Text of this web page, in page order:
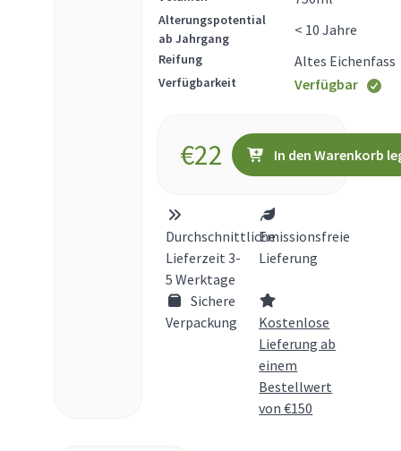
Alterungspotential
ab Jahrgang
< 10 Jahre
Reifung Altes Eichenfass
Verfügbarkeit Verfügbar
€22 In den Warenkorb
Durchschnittliche
Lieferzeit 3-
5 Werktage
Emissionsfreie
Lieferung
Sichere
Verpackung
Kostenlose
Lieferung ab
einem
Bestellwert
von €150